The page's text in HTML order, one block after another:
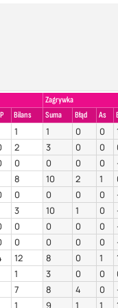
Zagrywka
Bilans Suma Błąd As
1 1 0 0
2 3 0 0
0 0 0 0
8 10 2 1
0 0 0 0
3 10 1 0
0 0 0 0
0 0 0 0
12 8 0 1
1 3 0 0
7 8 4 0
1 9 1 1